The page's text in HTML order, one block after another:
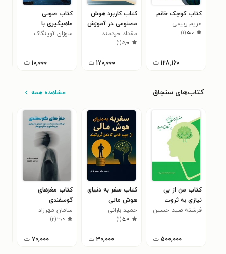
کتاب کوچک خانم
مریم ربیعی
کوشاهی
۵٫۰(۱)
۱۲۸,۱۶۰ ت
کتاب کاربرد هوش
مصنوعی در آموزش
مقداد خردمند
۵٫۰(۱)
۱۷۰,۰۰۰ ت
کتاب صوتی
ماهیگیری با
مادربزرگ
سوزان آوینگاک
۱۰,۰۰۰ ت
کتاب‌های سنجاق مشاهده همه
کتاب من از بی
نیازی به ثروت
رسیدم
فرشته صید حسین
۵۰۰,۰۰۰ ت
کتاب سفر به دنیای
هوش مالی
حمید بارانی
۵٫۰(۱)
۳۰,۰۰۰ ت
کتاب مغزهای
گوسفندی
سامان مهرزاد
۳٫۰(۲)
۷۰,۰۰۰ ت